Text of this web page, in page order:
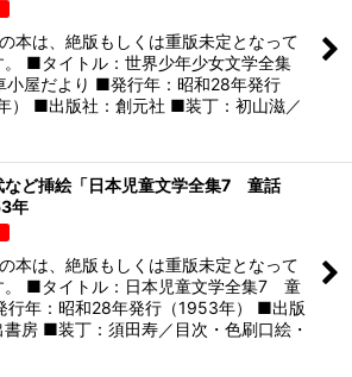
本は、絶版もしくは重版未定となって
。 ■タイトル：世界少年少女文学全集
屋だより ■発行年：昭和28年発行
） ■出版社：創元社 ■装丁：初山滋／
など挿絵「日本児童文学全集7 童話
年
本は、絶版もしくは重版未定となって
。 ■タイトル：日本児童文学全集7 童
行年：昭和28年発行（1953年） ■出版
書房 ■装丁：須田寿／目次・色刷口絵・